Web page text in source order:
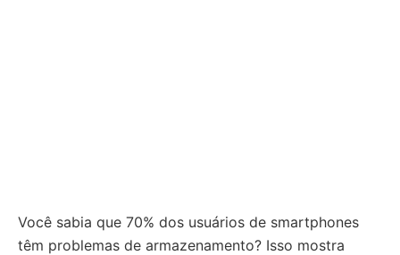
Você sabia que 70% dos usuários de smartphones
têm problemas de armazenamento? Isso mostra